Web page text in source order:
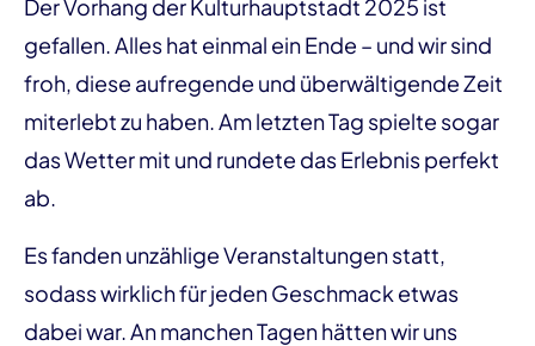
Der Vorhang der Kulturhauptstadt 2025 ist
gefallen. Alles hat einmal ein Ende – und wir sind
froh, diese aufregende und überwältigende Zeit
miterlebt zu haben. Am letzten Tag spielte sogar
das Wetter mit und rundete das Erlebnis perfekt
ab.
Es fanden unzählige Veranstaltungen statt,
sodass wirklich für jeden Geschmack etwas
dabei war. An manchen Tagen hätten wir uns